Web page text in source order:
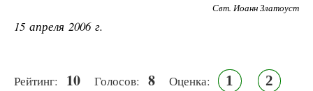
Свт. Иоанн Златоуст
15 апреля 2006 г.
Рейтинг: 10 Голосов: 8 Оценка: 1 2